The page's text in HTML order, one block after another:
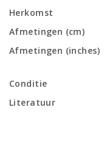
Herkomst
Afmetingen (cm)
Afmetingen (inches)
Conditie
Literatuur